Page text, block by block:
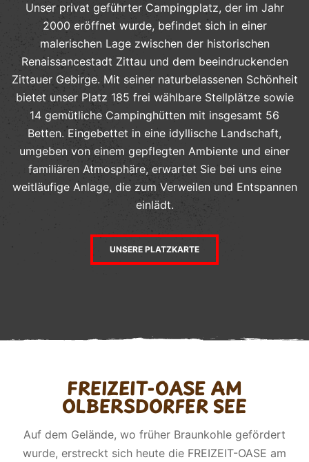
Unser privat geführter Campingplatz, der im Jahr
2000 eröffnet wurde, befindet sich in einer
malerischen Lage zwischen der historischen
Renaissancestadt Zittau und dem beeindruckenden
Zittauer Gebirge. Mit seiner naturbelassenen Schönheit
bietet unser Platz 185 frei wählbare Stellplätze sowie
14 gemütliche Campinghütten mit insgesamt 56
Betten. Eingebettet in eine idyllische Landschaft,
umgeben von einem gepflegten Ambiente und einer
familiären Atmosphäre, erwartet Sie bei uns eine
weitläufige Anlage, die zum Verweilen und Entspannen
einlädt.
UNSERE PLATZKARTE
FREIZEIT-OASE AM
OLBERSDORFER SEE
Auf dem Gelände, wo früher Braunkohle gefördert
wurde, erstreckt sich heute die FREIZEIT-OASE am